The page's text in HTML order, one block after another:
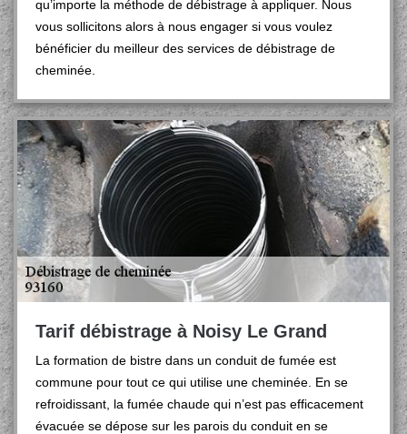
qu’importe la méthode de débistrage à appliquer. Nous
vous sollicitons alors à nous engager si vous voulez
bénéficier du meilleur des services de débistrage de
cheminée.
Tarif débistrage à Noisy Le Grand
La formation de bistre dans un conduit de fumée est
commune pour tout ce qui utilise une cheminée. En se
refroidissant, la fumée chaude qui n’est pas efficacement
évacuée se dépose sur les parois du conduit en se